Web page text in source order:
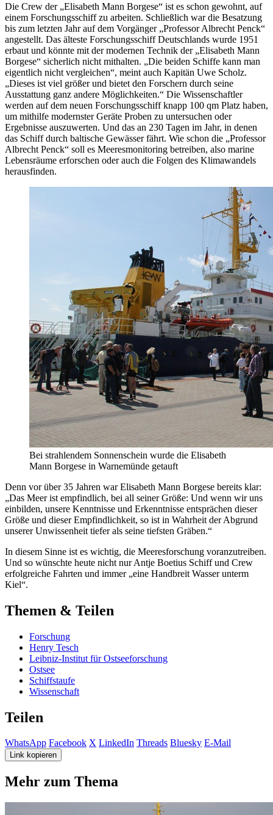
Die Crew der „Elisabeth Mann Borgese“ ist es schon gewohnt, auf
einem Forschungsschiff zu arbeiten. Schließlich war die Besatzung
bis zum letzten Jahr auf dem Vorgänger „Professor Albrecht Penck“
angestellt. Das älteste Forschungsschiff Deutschlands wurde 1951
erbaut und könnte mit der modernen Technik der „Elisabeth Mann
Borgese“ sicherlich nicht mithalten. „Die beiden Schiffe kann man
eigentlich nicht vergleichen“, meint auch Kapitän Uwe Scholz.
„Dieses ist viel größer und bietet den Forschern durch seine
Ausstattung ganz andere Möglichkeiten.“ Die Wissenschaftler
werden auf dem neuen Forschungsschiff knapp 100 qm Platz haben,
um mithilfe modernster Geräte Proben zu untersuchen oder
Ergebnisse auszuwerten. Und das an 230 Tagen im Jahr, in denen
das Schiff durch baltische Gewässer fährt. Wie schon die „Professor
Albrecht Penck“ soll es Meeresmonitoring betreiben, also marine
Lebensräume erforschen oder auch die Folgen des Klimawandels
herausfinden.
Bei strahlendem Sonnenschein wurde die Elisabeth
Mann Borgese in Warnemünde getauft
Denn vor über 35 Jahren war Elisabeth Mann Borgese bereits klar:
„Das Meer ist empfindlich, bei all seiner Größe: Und wenn wir uns
einbilden, unsere Kenntnisse und Erkenntnisse entsprächen dieser
Größe und dieser Empfindlichkeit, so ist in Wahrheit der Abgrund
unserer Unwissenheit tiefer als seine tiefsten Gräben.“
In diesem Sinne ist es wichtig, die Meeresforschung voranzutreiben.
Und so wünschte heute nicht nur Antje Boetius Schiff und Crew
erfolgreiche Fahrten und immer „eine Handbreit Wasser unterm
Kiel“.
Themen & Teilen
Forschung
Henry Tesch
Leibniz-Institut für Ostseeforschung
Ostsee
Schiffstaufe
Wissenschaft
Teilen
WhatsApp Facebook X LinkedIn Threads Bluesky E-Mail
Link kopieren
Mehr zum Thema